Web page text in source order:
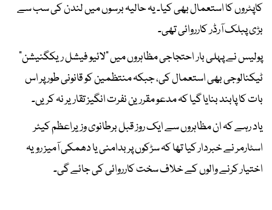
کاپٹروں کا استعمال بھی کیا۔ یہ حالیہ برسوں میں لندن کی سب سے
بڑی پبلک آرڈر کارروائی تھی۔
پولیس نے پہلی بار احتجاجی مظاہروں میں “لائیو فیشل ریکگنیشن”
ٹیکنالوجی بھی استعمال کی، جبکہ منتظمین کو قانونی طور پر اس
بات کا پابند بنایا گیا کہ مدعو مقررین نفرت انگیز تقاریر نہ کریں۔
یاد رہے کہ ان مظاہروں سے ایک روز قبل برطانوی وزیراعظم کیئر
اسٹارمر نے خبردار کیا تھا کہ سڑکوں پر بدامنی یا دھمکی آمیز رویہ
اختیار کرنے والوں کے خلاف سخت کارروائی کی جائے گی۔